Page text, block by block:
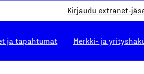
Kirjaudu extranet-
ja tapahtumat Merkki- ja